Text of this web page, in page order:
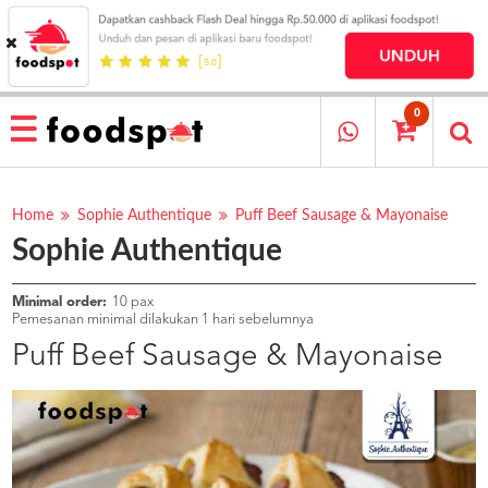
HOME
MENU
RESTAURANT
PESAN
OUR
COMPANY
KATA
MEREKA
KATALOG
LOYALTY
PROGRAM
FAQ
ABOUT
0
Home Sophie Authentique Puff Beef Sausage & Mayonaise
Sophie Authentique
Minimal order: 10 pax
Pemesanan minimal dilakukan 1 hari sebelumnya
Puff Beef Sausage & Mayonaise